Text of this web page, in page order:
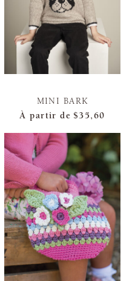
MINI BARK
À partir de $35,60